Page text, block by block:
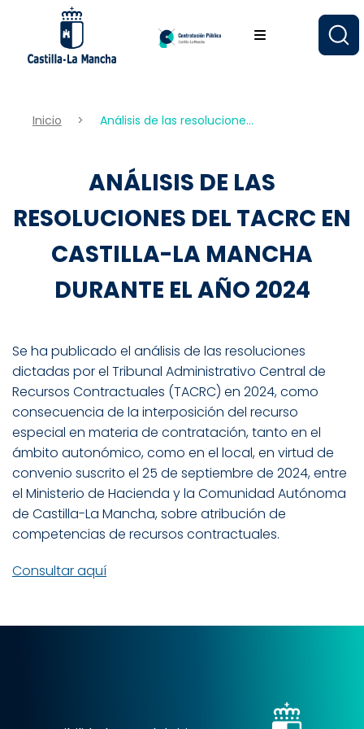
contenido
Inicio Análisis de las resolucione...
ANÁLISIS DE LAS
RESOLUCIONES DEL TACRC EN
CASTILLA-LA MANCHA
DURANTE EL AÑO 2024
Se ha publicado el análisis de las resoluciones
dictadas por el Tribunal Administrativo Central de
Recursos Contractuales (TACRC) en 2024, como
consecuencia de la interposición del recurso
especial en materia de contratación, tanto en el
ámbito autonómico, como en el local, en virtud de
convenio suscrito el 25 de septiembre de 2024, entre
el Ministerio de Hacienda y la Comunidad Autónoma
de Castilla-La Mancha, sobre atribución de
competencias de recursos contractuales.
Consultar aquí